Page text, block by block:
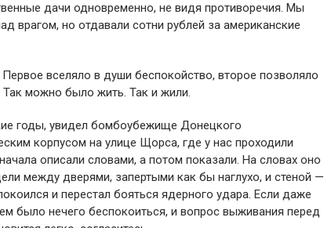
дачи одновременно, не видя противоречия. Мы
врагом, но отдавали сотни рублей за американские
вселяло в души беспокойство, второе позволяло
Так можно было жить. Так и жили.
годы, увидел бомбоубежище Донецкого
корпусом на улице Щорса, где у нас проходили
описали словами, а потом показали. На словах оно
между дверями, запертыми как бы наглухо, и стеной —
и перестал бояться ядерного удара. Если даже
было нечего беспокоиться, и вопрос выживания перед